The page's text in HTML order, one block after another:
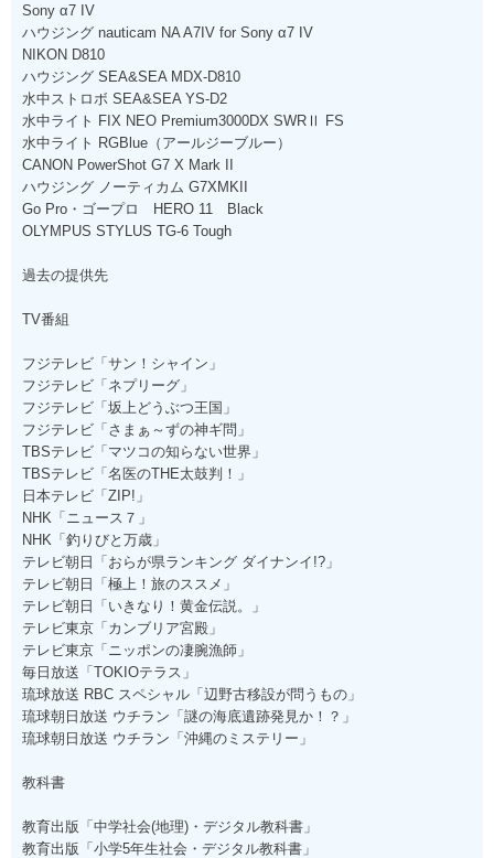
Sony α7 IV
ハウジング nauticam NA A7IV for Sony α7 IV
NIKON D810
ハウジング SEA&SEA MDX-D810
水中ストロボ SEA&SEA YS-D2
水中ライト FIX NEO Premium3000DX SWRⅡ FS
水中ライト RGBlue（アールジーブルー）
CANON PowerShot G7 X Mark II
ハウジング ノーティカム G7XMKII
Go Pro・ゴープロ HERO 11 Black
OLYMPUS STYLUS TG-6 Tough
過去の提供先
TV番組
フジテレビ「サン！シャイン」
フジテレビ「ネプリーグ」
フジテレビ「坂上どうぶつ王国」
フジテレビ「さまぁ～ずの神ギ問」
TBSテレビ「マツコの知らない世界」
TBSテレビ「名医のTHE太鼓判！」
日本テレビ「ZIP!」
NHK「ニュース７」
NHK「釣りびと万歳」
テレビ朝日「おらが県ランキング ダイナンイ!?」
テレビ朝日「極上！旅のススメ」
テレビ朝日「いきなり！黄金伝説。」
テレビ東京「カンブリア宮殿」
テレビ東京「ニッポンの凄腕漁師」
毎日放送「TOKIOテラス」
琉球放送 RBC スペシャル「辺野古移設が問うもの」
琉球朝日放送 ウチラン「謎の海底遺跡発見か！？」
琉球朝日放送 ウチラン「沖縄のミステリー」
教科書
教育出版「中学社会(地理)・デジタル教科書」
教育出版「小学5年生社会・デジタル教科書」